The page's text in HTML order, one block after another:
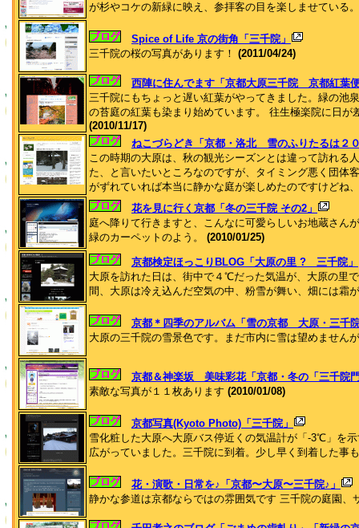
が杉やコケの新緑に映え、参拝客の目を楽しませている
Spice of Life 京の街角「三千院」
三千院の桜の写真があります！ (2011/04/24)
西陣に住んでます「京都大原三千院 京都紅葉
三千院にもちょっと遅い紅葉がやってきました。緑の池
の苔庭の紅葉も染まり始めています。 往生極楽院に日が
(2010/11/17)
ねこづらどき「京都・洛北 雪のふりたるは２
この時期の大原は、秋の観光シーズンとは違って訪れる
た、と言いたいところなのですが、タイミング悪く団体
がずれていれば本当に静かな庭が楽しめたのですけどね
花を見に行く京都「冬の三千院 その2」
庭へ降りて行きますと、こんなに可愛らしいお地蔵さん
緑のカーペットのよう。 (2010/01/25)
京都検定ほっこりBLOG「大原の里 ? 三千院」
大原を訪れた日は、街中で４℃だった気温が、大原の里
間、大原は冷え込んだ空気の中、粉雪が舞い、畑には霜
京都＊四季のアルバム「雪の京都 大原・三千
大原の三千院の雪景色です。まだ市内に雪は望めません
京都＆神楽坂 美味彩花「京都・冬の「三千院
素敵な写真が１１枚あります (2010/01/08)
京都写真(Kyoto Photo)「三千院」
雪化粧した大原へ大原バス停近くの気温計が「-3℃」を
広がっていました。三千院に到着。少し早く到着した事
花・演歌・日常を♪「京都〜大原〜三千院♪」
静かな参道は京都ならではの雰囲気です 三千院の庭園